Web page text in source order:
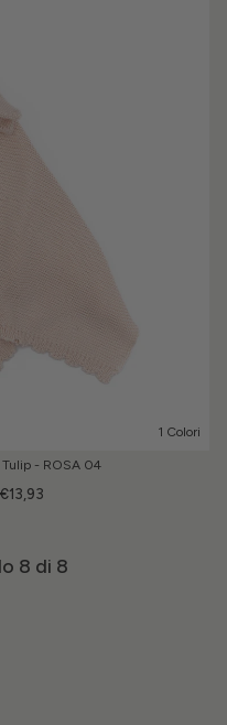
1 Colori
Tulip - ROSA 04
€13,93
8 di 8